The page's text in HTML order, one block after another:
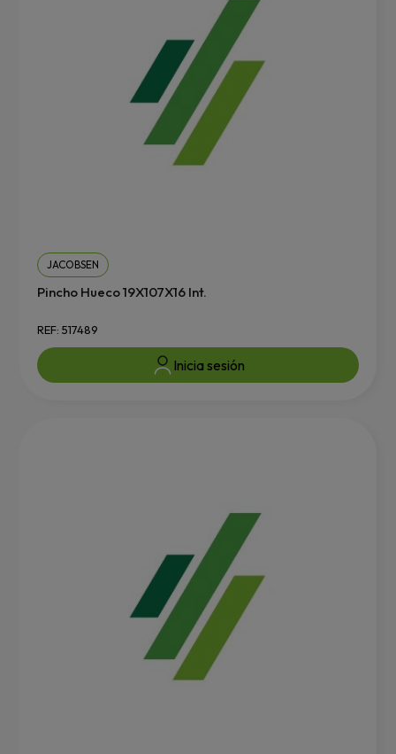
JACOBSEN
Pincho Hueco 19X107X16 Int.
REF: 517489
Inicia sesión